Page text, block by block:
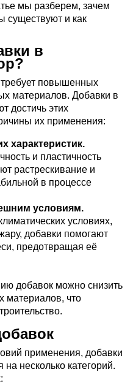
мы разберем, зачем
существуют и как
в
повышенных
материалов. Добавки в
достичь этих
их применения:
характеристик.
и пластичность
растрескивание и
в процессе
условиям.
условиях,
добавки помогают
предотвращая её
добавок можно снизить
материалов, что
применения, добавки
несколько категорий.